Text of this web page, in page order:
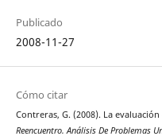
Publicado
2008-11-27
Cómo citar
Contreras, G. (2008). La
Reencuentro. Análisis De Problemas